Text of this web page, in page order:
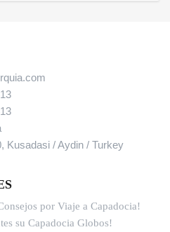
Kusadasi / Aydin / Turkey
por Viaje a Capadocia!
su Capadocia Globos!